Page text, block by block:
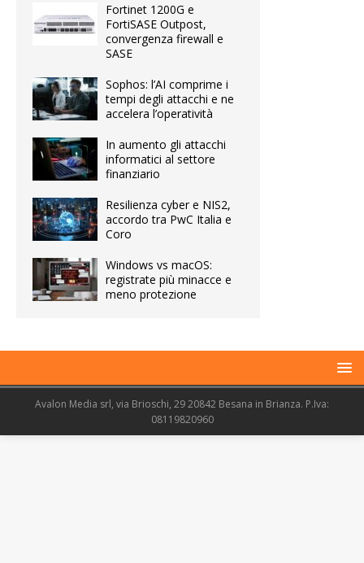
Fortinet 1200G e
FortiSASE Outpost,
convergenza firewall e
SASE
Sophos: l’AI comprime i
tempi degli attacchi e ne
accelera l’operatività
In aumento gli attacchi
informatici al settore
finanziario
Resilienza cyber e NIS2,
accordo tra PwC Italia e
Coro
Windows vs macOS:
registrate più minacce e
meno protezione
Avalon Media srl, via Brioschi, 29 20842 Besana in Brianza. P.Iva:
08119820960